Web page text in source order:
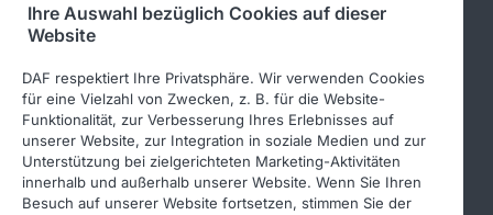
Folgen Sie uns
Ihre Auswahl bezüglich Cookies auf dieser
Website
DAF respektiert Ihre Privatsphäre. Wir verwenden Cookies
für eine Vielzahl von Zwecken, z. B. für die Website-
Funktionalität, zur Verbesserung Ihres Erlebnisses auf
unserer Website, zur Integration in soziale Medien und zur
Unterstützung bei zielgerichteten Marketing-Aktivitäten
innerhalb und außerhalb unserer Website. Wenn Sie Ihren
Besuch auf unserer Website fortsetzen, stimmen Sie der